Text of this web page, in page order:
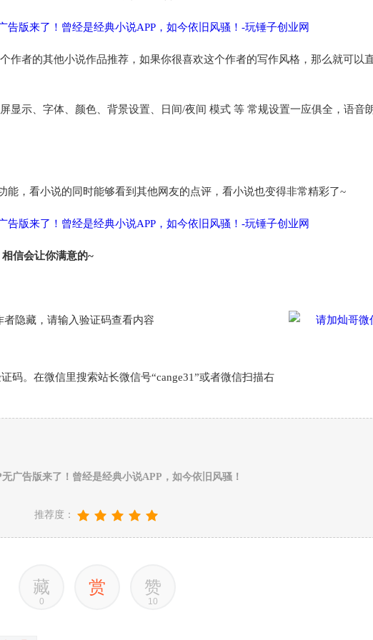
作者的其他小说作品推荐，如果你很喜欢这个作者的写作风格，那么就可以
显示、字体、颜色、背景设置、日间/夜间 模式 等 常规设置一应俱全，语音
能，看小说的同时能够看到其他网友的点评，看小说也变得非常精彩了~
信会让你满意的~
者隐藏，请输入验证码查看内容
码。在微信里搜索站长微信号“cange31”或者微信扫描右
广告版来了！曾经是经典小说APP，如今依旧风骚！
推荐度：
藏
0
赏 赞
10